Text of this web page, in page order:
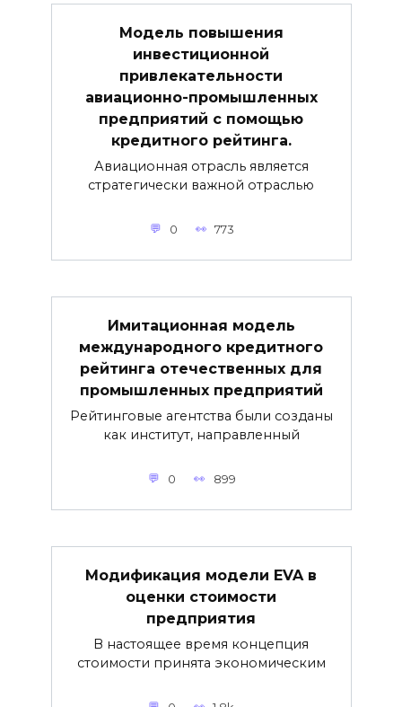
Модель повышения
инвестиционной
привлекательности
авиационно-промышленных
предприятий с помощью
кредитного рейтинга.
Авиационная отрасль является
стратегически важной отраслью
0 773
Имитационная модель
международного кредитного
рейтинга отечественных для
промышленных предприятий
Рейтинговые агентства были созданы
как институт, направленный
0 899
Модификация модели EVA в
оценки стоимости
предприятия
В настоящее время концепция
стоимости принята экономическим